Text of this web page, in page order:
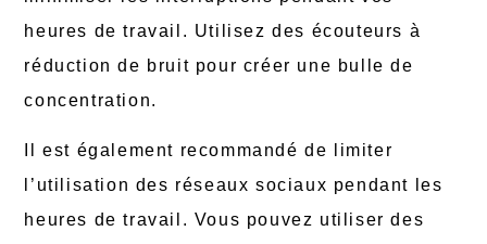
heures de travail. Utilisez des écouteurs à
réduction de bruit pour créer une bulle de
concentration.
Il est également recommandé de limiter
l’utilisation des réseaux sociaux pendant les
heures de travail. Vous pouvez utiliser des